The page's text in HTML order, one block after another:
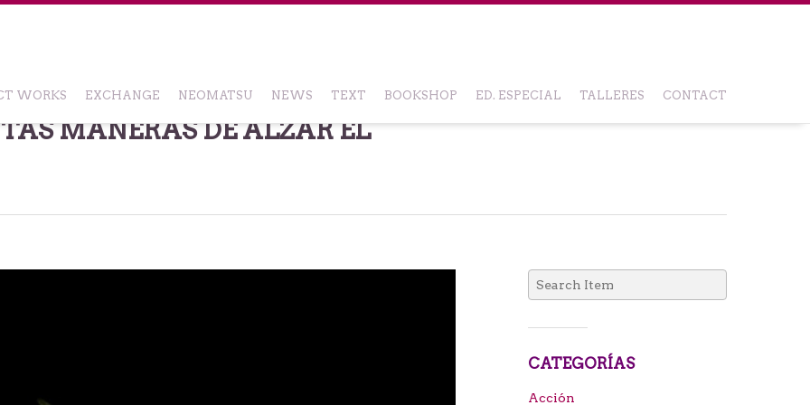
WORKS EXCHANGE NEOMATSU NEWS TEXT BOOKSHOP ED. ESPECIAL TALLERES CONTACT
MANERAS DE ALZAR EL
Search
for:
CATEGORÍAS
Acción